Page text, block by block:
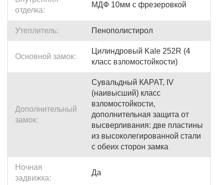
отделка:
МДФ 10мм с фрезеровкой
Утеплитель: Пенополистирол
Основной замок:
Цилиндровый Kale 252R (4
класс взломостойкости)
Дополнительный
замок:
Сувальдный КАРАТ, IV
(наивысший) класс
взломостойкости,
дополнительная защита от
высверливания: две пластины
из высоколегированной стали
с обеих сторон замка
Ночная
задвижка:
Да